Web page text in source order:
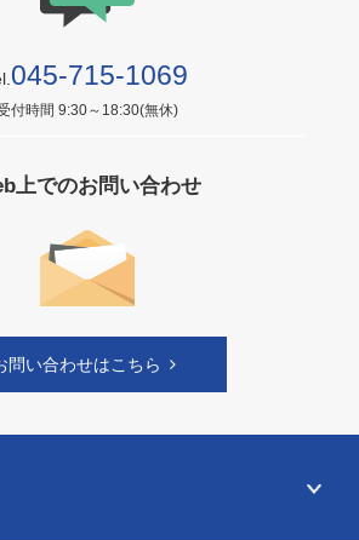
045-715-1069
付時間 9:30～18:30(無休)
上でのお問い合わせ
問い合わせはこちら